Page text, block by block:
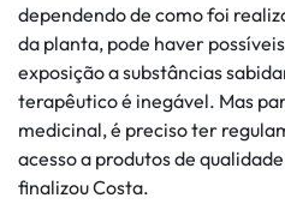
dependendo de como foi
da planta, pode haver
exposição a substâncias
terapêutico é inegável. Mas
medicinal, é preciso ter
acesso a produtos de
finalizou Costa.